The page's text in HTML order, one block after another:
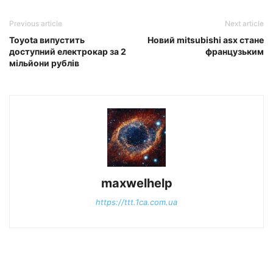
Previous article
Toyota випустить
доступний електрокар за 2
мільйони рублів
Next article
Новий mitsubishi asx стане
французьким
maxwelhelp
https://ttt.1ca.com.ua